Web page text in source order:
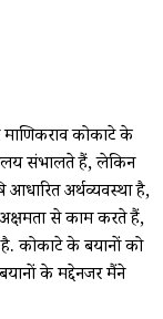
माणिकराव कोकाटे के
संभालते हैं, लेकिन
आधारित अर्थव्यवस्था है,
से काम करते हैं,
कोकाटे के बयानों को
के मद्देनजर मैंने